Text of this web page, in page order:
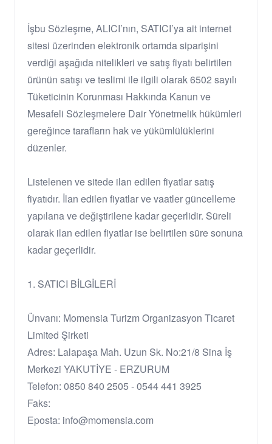
İşbu Sözleşme, ALICI’nın, SATICI’ya ait internet
sitesi üzerinden elektronik ortamda siparişini
verdiği aşağıda nitelikleri ve satış fiyatı belirtilen
ürünün satışı ve teslimi ile ilgili olarak 6502 sayılı
Tüketicinin Korunması Hakkında Kanun ve
Mesafeli Sözleşmelere Dair Yönetmelik hükümleri
gereğince tarafların hak ve yükümlülüklerini
düzenler.
Listelenen ve sitede ilan edilen fiyatlar satış
fiyatıdır. İlan edilen fiyatlar ve vaatler güncelleme
yapılana ve değiştirilene kadar geçerlidir. Süreli
olarak ilan edilen fiyatlar ise belirtilen süre sonuna
kadar geçerlidir.
1. SATICI BİLGİLERİ
Ünvanı: Momensia Turizm Organizasyon Ticaret
Limited Şirketi
Adres: Lalapaşa Mah. Uzun Sk. No:21/8 Sina İş
Merkezi YAKUTİYE - ERZURUM
Telefon: 0850 840 2505 - 0544 441 3925
Faks:
Eposta: info@momensia.com